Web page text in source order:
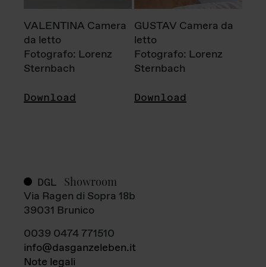
VALENTINA Camera
da letto
Fotografo: Lorenz
Sternbach
Download
GUSTAV Camera da
letto
Fotografo: Lorenz
Sternbach
Download
DGL Showroom
Via Ragen di Sopra 18b
39031 Brunico
0039 0474 771510
info@dasganzeleben.it
Note legali